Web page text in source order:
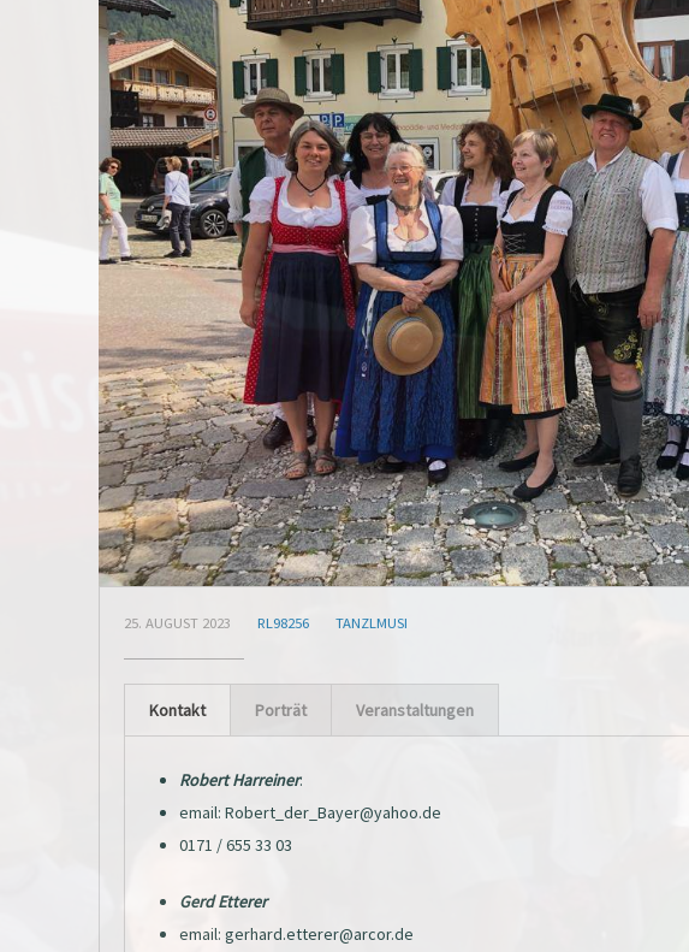
25. AUGUST 2023 RL98256 TANZLMUSI
Kontakt Porträt Veranstaltungen
Robert Harreiner:
email: Robert_der_Bayer@yahoo.de
0171 / 655 33 03
Gerd Etterer
email: gerhard.etterer@arcor.de